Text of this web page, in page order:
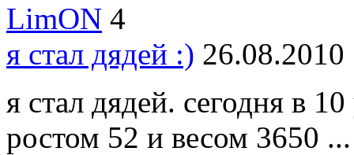
LimON 4
я стал дядей :)
я стал дядей. сегодня в
ростом 52 и весом 3650 ...